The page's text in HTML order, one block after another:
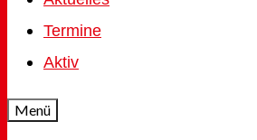
Termine
Aktiv
Menü